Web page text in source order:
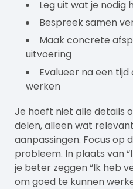
Leg uit wat je nodig
Bespreek samen
Maak concrete
uitvoering
Evalueer na een
werken
Je hoeft niet alle details
delen, alleen wat
aanpassingen. Focus op
probleem. In plaats van
je beter zeggen “Ik heb
om goed te kunnen